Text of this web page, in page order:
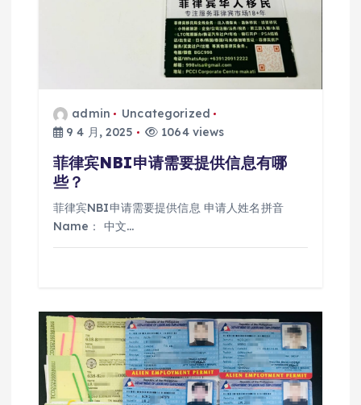
admin
Uncategorized
9 4 月, 2025
1064 views
菲律宾NBI申请需要提供信息有哪
些？
菲律宾NBI申请需要提供信息 申请人姓名拼音
Name： 中文…